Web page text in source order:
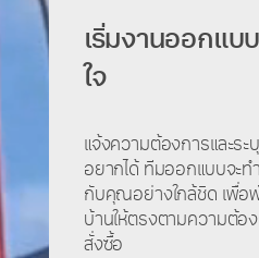
เริ่มงานออกแบ
ใจ
แจ้งความต้องการและร
อยากได้ ทีมออกแบบจะท
กับคุณอย่างใกล้ชิด เพื่
บ้านให้ตรงตามความต้อ
สั่งซื้อ